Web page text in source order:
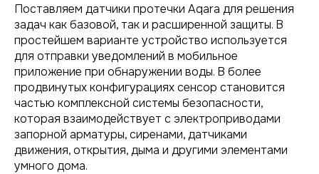
Поставляем датчики протечки Aqara для решения
задач как базовой, так и расширенной защиты. В
простейшем варианте устройство используется
для отправки уведомлений в мобильное
приложение при обнаружении воды. В более
продвинутых конфигурациях сенсор становится
частью комплексной системы безопасности,
которая взаимодействует с электроприводами
запорной арматуры, сиренами, датчиками
движения, открытия, дыма и другими элементами
умного дома.